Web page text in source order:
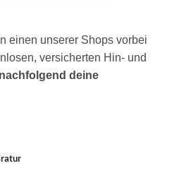
einen unserer Shops vorbei
versicherten Hin- und
deine